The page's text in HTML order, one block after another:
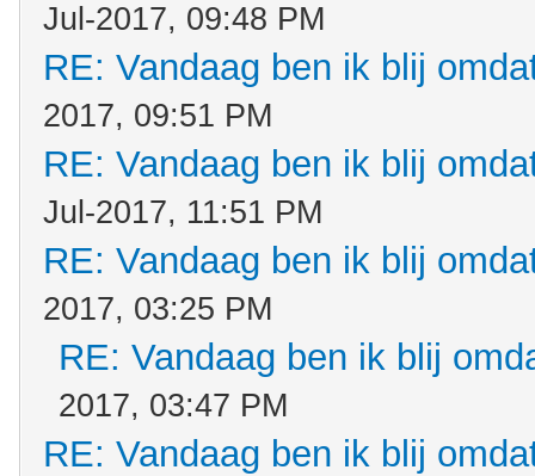
Jul-2017, 09:48 PM
RE: Vandaag ben ik blij
2017, 09:51 PM
RE: Vandaag ben ik blij
Jul-2017, 11:51 PM
RE: Vandaag ben ik blij
2017, 03:25 PM
RE: Vandaag ben ik blij
2017, 03:47 PM
RE: Vandaag ben ik blij